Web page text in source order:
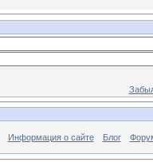
Информация о сайте Блог